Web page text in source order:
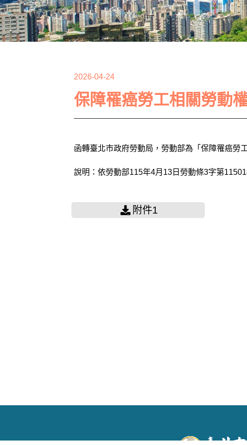
2026-04-24
保障罹癌勞工相關勞動
函轉臺北市政府勞動局，勞動部為「保障罹癌勞
說明：依勞動部115年4月13日勞動條3字第
附件1